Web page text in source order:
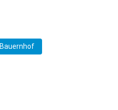
Bauernhof